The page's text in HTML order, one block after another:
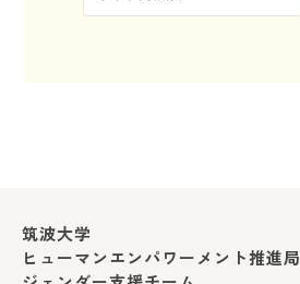
筑波大学
ヒューマンエンパワーメント推進局